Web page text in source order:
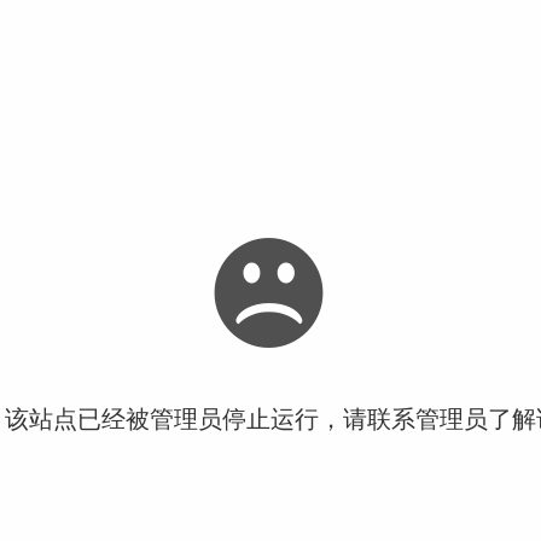
站点已经被管理员停止运行，请联系管理员了